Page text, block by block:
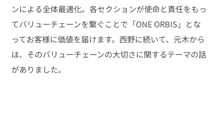
ンによる全体最適化。各セクションが使命と責任をもっ
てバリューチェーンを繋ぐことで「ONE ORBIS」とな
ってお客様に価値を届けます。西野に続いて、元木から
は、そのバリューチェーンの大切さに関するテーマの話
がありました。